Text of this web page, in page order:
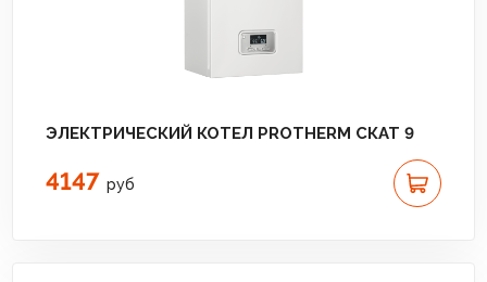
ЭЛЕКТРИЧЕСКИЙ КОТЕЛ PROTHERM СКАТ 9
4147 руб